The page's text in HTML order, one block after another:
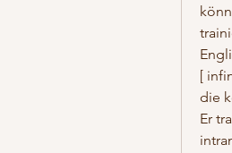
[
die
Er